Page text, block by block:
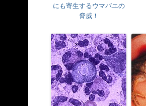
にも寄生するウマバエの
脅威！